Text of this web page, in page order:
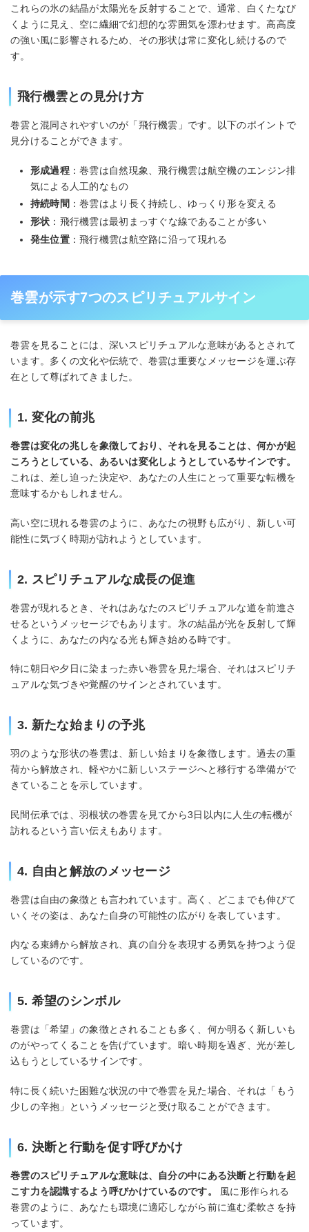
これらの氷の結晶が太陽光を反射することで、通常、白くたなび
くように見え、空に繊細で幻想的な雰囲気を漂わせます。高高度
の強い風に影響されるため、その形状は常に変化し続けるので
す。
飛行機雲との見分け方
巻雲と混同されやすいのが「飛行機雲」です。以下のポイントで
見分けることができます。
形成過程：巻雲は自然現象、飛行機雲は航空機のエンジン排
気による人工的なもの
持続時間 ：巻雲はより長く持続し、ゆっくり形を変える
形状 ：飛行機雲は最初まっすぐな線であることが多い
発生位置：飛行機雲は航空路に沿って現れる
巻雲が示す7つのスピリチュアルサイン
巻雲を見ることには、深いスピリチュアルな意味があるとされて
います。多くの文化や伝統で、巻雲は重要なメッセージを運ぶ存
在として尊ばれてきました。
1. 変化の前兆
巻雲は変化の兆しを象徴しており、それを見ることは、何かが起
ころうとしている、あるいは変化しようとしているサインです。
これは、差し迫った決定や、あなたの人生にとって重要な転機を
意味するかもしれません。
高い空に現れる巻雲のように、あなたの視野も広がり、新しい可
能性に気づく時期が訪れようとしています。
2. スピリチュアルな成長の促進
巻雲が現れるとき、それはあなたのスピリチュアルな道を前進さ
せるというメッセージでもあります。氷の結晶が光を反射して輝
くように、あなたの内なる光も輝き始める時です。
特に朝日や夕日に染まった赤い巻雲を見た場合、それはスピリチ
ュアルな気づきや覚醒のサインとされています。
3. 新たな始まりの予兆
羽のような形状の巻雲は、新しい始まりを象徴します。過去の重
荷から解放され、軽やかに新しいステージへと移行する準備がで
きていることを示しています。
民間伝承では、羽根状の巻雲を見てから3日以内に人生の転機が
訪れるという言い伝えもあります。
4. 自由と解放のメッセージ
巻雲は自由の象徴とも言われています。高く、どこまでも伸びて
いくその姿は、あなた自身の可能性の広がりを表しています。
内なる束縛から解放され、真の自分を表現する勇気を持つよう促
しているのです。
5. 希望のシンボル
巻雲は「希望」の象徴とされることも多く、何か明るく新しいも
のがやってくることを告げています。暗い時期を過ぎ、光が差し
込もうとしているサインです。
特に長く続いた困難な状況の中で巻雲を見た場合、それは「もう
少しの辛抱」というメッセージと受け取ることができます。
6. 決断と行動を促す呼びかけ
巻雲のスピリチュアルな意味は、自分の中にある決断と行動を起
こす力を認識するよう呼びかけているのです。
風に形作られる
巻雲のように、あなたも環境に適応しながら前に進む柔軟さを持
っています。